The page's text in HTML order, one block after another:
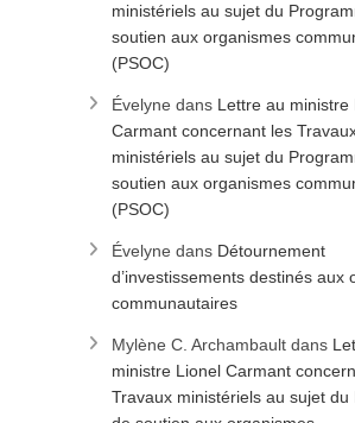
ministériels au sujet du
soutien aux organismes
(PSOC)
Évelyne dans Lettre au ministre
Carmant concernant les
ministériels au sujet du
soutien aux organismes
(PSOC)
Évelyne dans Détournement
d’investissements destinés aux
communautaires
Mylène C. Archambault dans
ministre Lionel Carmant
Travaux ministériels au sujet du